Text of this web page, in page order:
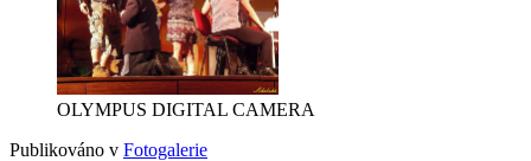
OLYMPUS DIGITAL CAMERA
Publikováno v Fotogalerie